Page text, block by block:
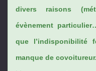
divers raisons
évènement
que l’indisponibilité
manque de